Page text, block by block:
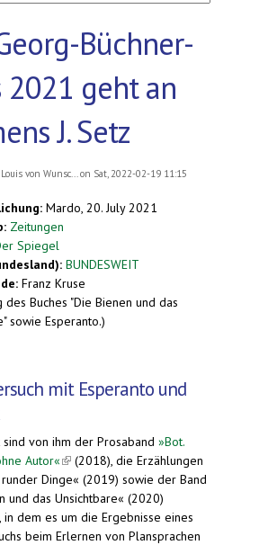
Büchner-
2021 geht an
J. Setz
Louis von Wunsc... on Sat, 2022-02-19 11:15
Mardo, 20. July 2021
Zeitungen
Spiegel
BUNDESWEIT
Franz Kruse
des Buches "Die Bienen und das
sowie Esperanto.)
mit Esperanto und
von ihm der Prosaband »Bot.
Autor«(link is external)
(2018), die Erzählungen
Dinge« (2019) sowie der Band
und das Unsichtbare« (2020)
in dem es um die Ergebnisse eines
beim Erlernen von Plansprachen